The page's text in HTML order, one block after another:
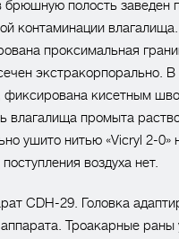
полость заведен
контаминации
проксимальная
экстракорпорально.
фиксирована кисетным
влагалища промыта
ушито нитью «Vicryl 2-
воздуха нет.
CDH-29. Головка
Троакарные